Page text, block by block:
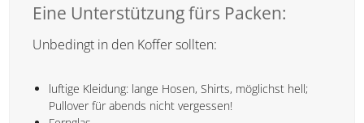
möglichst helle Kleidung sowie eine Kopfbedeckung tragt.
mit einem Arzt besprochen
werden, inwiefern eine vorherige Malariaprophylaxe